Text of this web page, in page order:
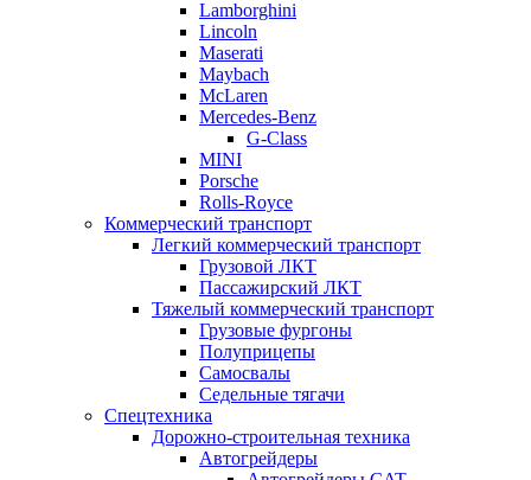
Lamborghini
Lincoln
Maserati
Maybach
McLaren
Mercedes-Benz
G-Class
MINI
Porsche
Rolls-Royce
Коммерческий транспорт
Легкий коммерческий транспорт
Грузовой ЛКТ
Пассажирский ЛКТ
Тяжелый коммерческий транспорт
Грузовые фургоны
Полуприцепы
Самосвалы
Седельные тягачи
Спецтехника
Дорожно-строительная техника
Автогрейдеры